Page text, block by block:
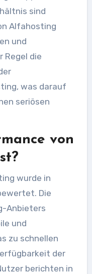
sind
Alfahosting
und
Regel die
was darauf
seriösen
von
wurde in
Die
Anbieters
und
zu schnellen
der
berichten in